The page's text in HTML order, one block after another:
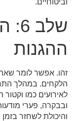
וביטוחיים.
ההגנות
זהו. אפשר לומר
הלקחים. במהלך
לאירועים כמו
ובבקרה, פערי
והיכולת לשחזר בזמן